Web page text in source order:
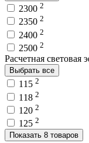
2300 2
2350 2
2400 2
2500 2
Расчетная световая
Выбрать все
115 2
118 2
120 2
125 2
Показать 8 товаров